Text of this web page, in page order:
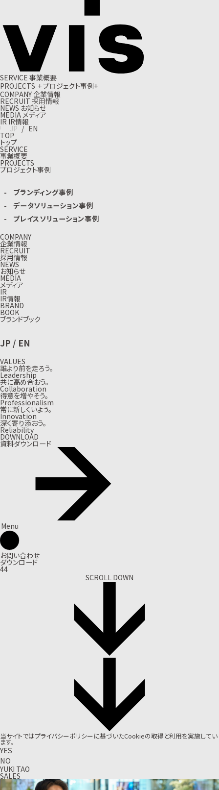
SERVICE 事業概要
PROJECTS +プロジェクト事例+
COMPANY企業情報
RECRUIT 採用情報
NEWS お知らせ
MEDIA メディア
IR IR情報
JP / EN
TOP
トップ
SERVICE
事業概要
PROJECTS
プロジェクト事例
ブランディング事例
データソリューション事例
プレイスソリューション事例
COMPANY
企業情報
RECRUIT
採用情報
NEWS
お知らせ
MEDIA
メディア
IR
IR情報
BRAND
BOOK
ブランドブック
JP / EN
VALUES
誰より前を走ろう。
Leadership
共に高め合おう。
Collaboration
得意を増やそう。
Professionalism
常に新しくいよう。
Innovation
深く寄り添おう。
Reliability
DOWNLOAD
資料ダウンロード
Menu
お問い合わせ
ダウンロード
44
SCROLL DOWN
当サイトではプライバシーポリシーに基づいたCookieの取得と利用を実施してい
ます。
YES
NO
YUKI TAO
SALES